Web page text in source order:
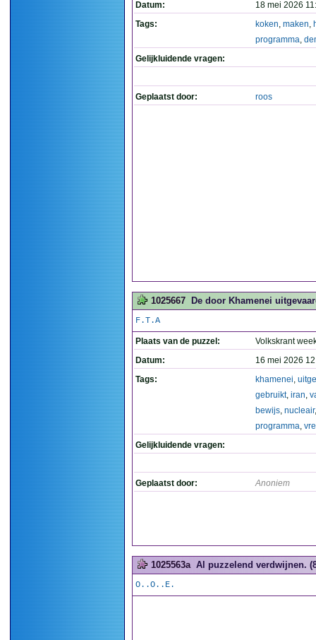
Datum:
18 mei 2026
Tags:
koken, maken,
programma,
Gelijkluidende vragen:
Geplaatst door: roos
1025667 De door Khamenei
F.T.A
Plaats van de puzzel:
Volkskrant
Datum:
16 mei 2026
Tags:
khamenei,
gebruikt, iran,
bewijs, nucleair,
programma,
Gelijkluidende vragen:
Geplaatst door: Anoniem
1025563a Al puzzelend verdwijnen.
O..O..E.